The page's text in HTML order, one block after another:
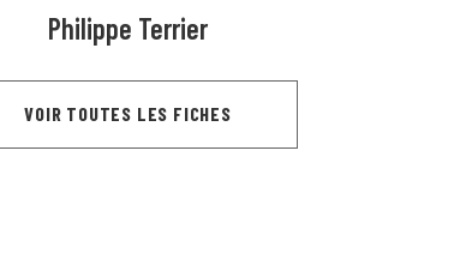
Philippe Terrier
VOIR TOUTES LES FICHES